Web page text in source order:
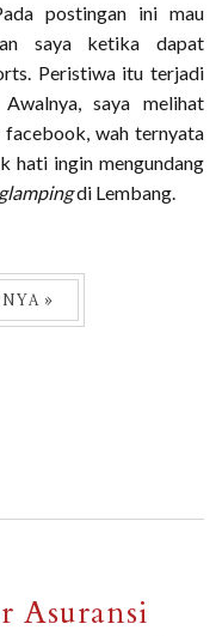
postingan ini mau
saya ketika dapat
Peristiwa itu terjadi
saya melihat
wah ternyata
hati ingin mengundang
glampingdi Lembang.
»
Asuransi